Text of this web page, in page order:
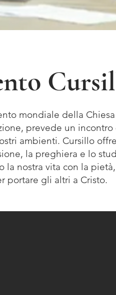
mondiale della
prevede un
ambienti. Cursillo
la preghiera e lo
la nostra vita con la
portare gli altri a Cristo.